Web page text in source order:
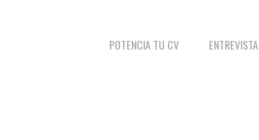
POTENCIA TU CV ENTREVISTA